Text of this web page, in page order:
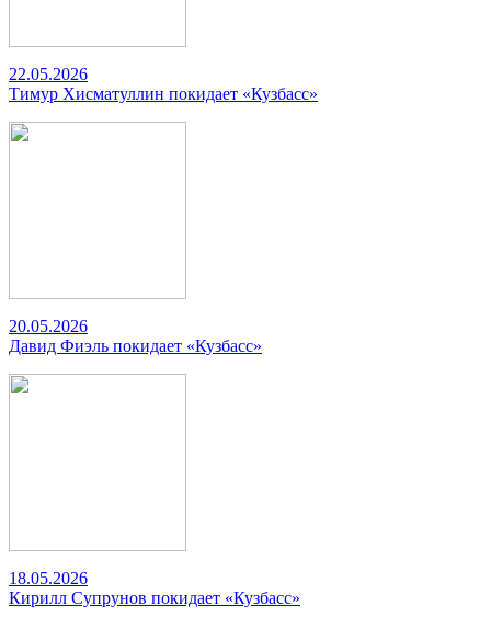
22.05.2026
Тимур Хисматуллин покидает «Кузбасс»
20.05.2026
Давид Фиэль покидает «Кузбасс»
18.05.2026
Кирилл Супрунов покидает «Кузбасс»